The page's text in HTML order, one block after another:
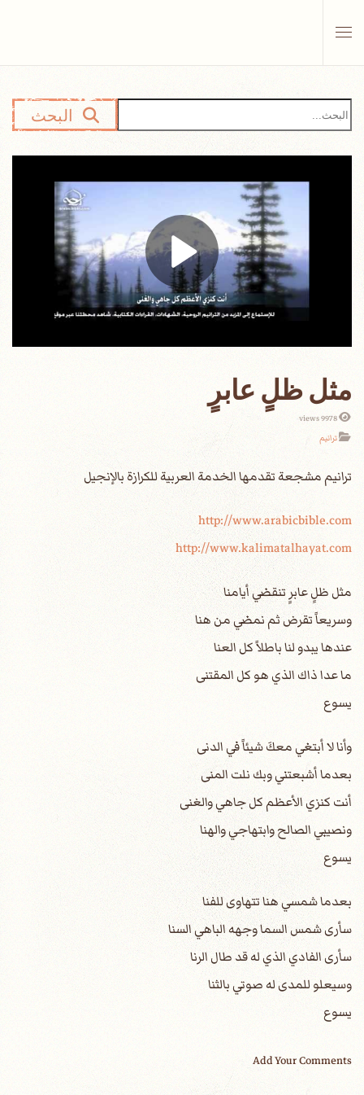
البحث
مثل ظلٍ عابرٍ
9978 views
ترانيم
http://www.arabicbible.com
http://www.kalimatalhayat.com
مثل ظلٍ عابرٍ تنقضي أيامنا
وسريعاً تقرض ثم نمضي من هنا
عندها يبدو لنا باطلاً كل العنا
ما عدا ذاك الذي هو كل المقتنى
يسوع
وأنا لا أبتغي معكَ شيئاً في الدنى
بعدما أشبعتني وبك نلت المنى
أنت كنزي الأعظم كل جاهي والغنى
ونصيبي الصالح وابتهاجي والهنا
يسوع
بعدما شمسي هنا تتهاوى للفنا
سأرى شمس السما وجهه الباهي السنا
سأرى الفادي الذي له قد طال الرنا
وسيعلو للمدى له صوتي بالثنا
يسوع
Add Your Comments